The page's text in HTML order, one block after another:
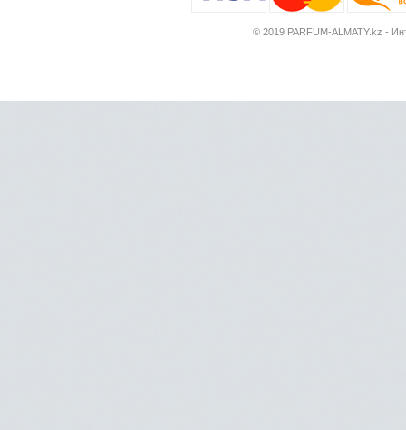
© 2019 PARFUM-ALMATY.kz -